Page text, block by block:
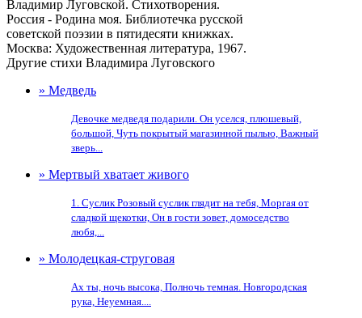
Владимир Луговской. Стихотворения.
Россия - Родина моя. Библиотечка русской
советской поэзии в пятидесяти книжках.
Москва: Художественная литература, 1967.
Другие стихи Владимира Луговского
» Медведь
Девочке медведя подарили. Он уселся, плюшевый,
большой, Чуть покрытый магазинной пылью, Важный
зверь...
» Мертвый хватает живого
1. Суслик Розовый суслик глядит на тебя, Моргая от
сладкой щекотки, Он в гости зовет, домоседство
любя,...
» Молодецкая-струговая
Ах ты, ночь высока, Полночь темная. Новгородская
рука, Неуемная....